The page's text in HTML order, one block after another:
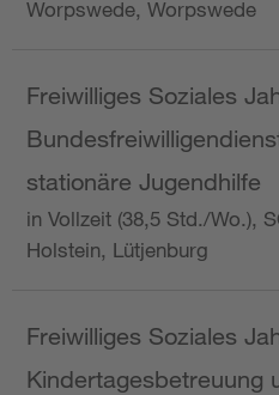
Worpswede, Worpswede
Freiwilliges Soziales
stationäre Jugendhilfe
in Vollzeit (38,5 Std./Wo.),
Holstein, Lütjenburg
Freiwilliges Soziales
Kindertagesbetreuung